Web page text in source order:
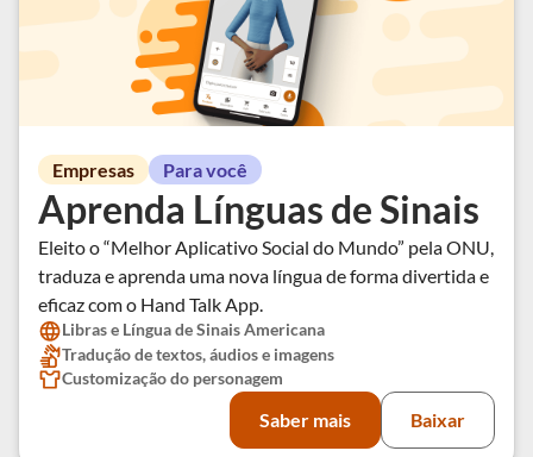
Empresas Para você
Aprenda Línguas de Sinais
Eleito o “Melhor Aplicativo Social do Mundo” pela ONU,
traduza e aprenda uma nova língua de forma divertida e
eficaz com o Hand Talk App.
Libras e Língua de Sinais Americana
Tradução de textos, áudios e imagens
Customização do personagem
Saber mais Baixar